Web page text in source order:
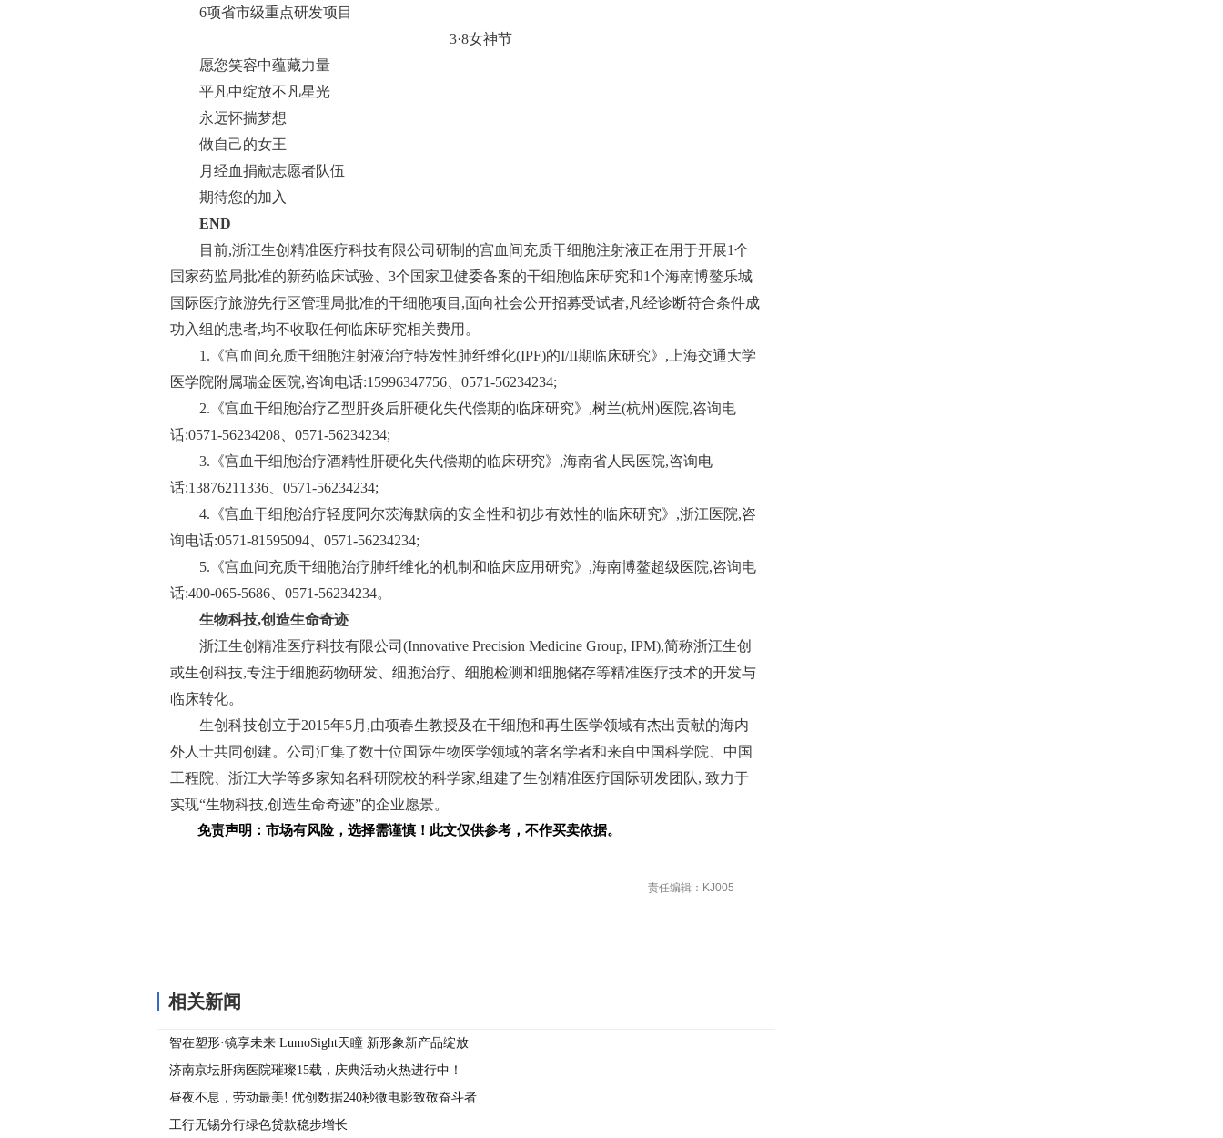
6项省市级重点研发项目
3·8女神节
愿您笑容中蕴藏力量
平凡中绽放不凡星光
永远怀揣梦想
做自己的女王
月经血捐献志愿者队伍
期待您的加入
END
目前,浙江生创精准医疗科技有限公司研制的宫血间充质干细胞注射液正在用于开展1个
国家药监局批准的新药临床试验、3个国家卫健委备案的干细胞临床研究和1个海南博鳌乐城
国际医疗旅游先行区管理局批准的干细胞项目,面向社会公开招募受试者,凡经诊断符合条件成
功入组的患者,均不收取任何临床研究相关费用。
1.《宫血间充质干细胞注射液治疗特发性肺纤维化(IPF)的I/II期临床研究》,上海交通大学
医学院附属瑞金医院,咨询电话:15996347756、0571-56234234;
2.《宫血干细胞治疗乙型肝炎后肝硬化失代偿期的临床研究》,树兰(杭州)医院,咨询电
话:0571-56234208、0571-56234234;
3.《宫血干细胞治疗酒精性肝硬化失代偿期的临床研究》,海南省人民医院,咨询电
话:13876211336、0571-56234234;
4.《宫血干细胞治疗轻度阿尔茨海默病的安全性和初步有效性的临床研究》,浙江医院,咨
询电话:0571-81595094、0571-56234234;
5.《宫血间充质干细胞治疗肺纤维化的机制和临床应用研究》,海南博鳌超级医院,咨询电
话:400-065-5686、0571-56234234。
生物科技,创造生命奇迹
浙江生创精准医疗科技有限公司(Innovative Precision Medicine Group, IPM),简称浙江生创
或生创科技,专注于细胞药物研发、细胞治疗、细胞检测和细胞储存等精准医疗技术的开发与
临床转化。
生创科技创立于2015年5月,由项春生教授及在干细胞和再生医学领域有杰出贡献的海内
外人士共同创建。公司汇集了数十位国际生物医学领域的著名学者和来自中国科学院、中国
工程院、浙江大学等多家知名科研院校的科学家,组建了生创精准医疗国际研发团队, 致力于
实现“生物科技,创造生命奇迹”的企业愿景。
免责声明：市场有风险，选择需谨慎！此文仅供参考，不作买卖依据。
责任编辑：KJ005
相关新闻
智在塑形·镜享未来 LumoSight天瞳 新形象新产品绽放
2024COOC
济南京坛肝病医院璀璨15载，庆典活动火热进行中！
昼夜不息，劳动最美! 优创数据240秒微电影致敬奋斗者
工行无锡分行绿色贷款稳步增长